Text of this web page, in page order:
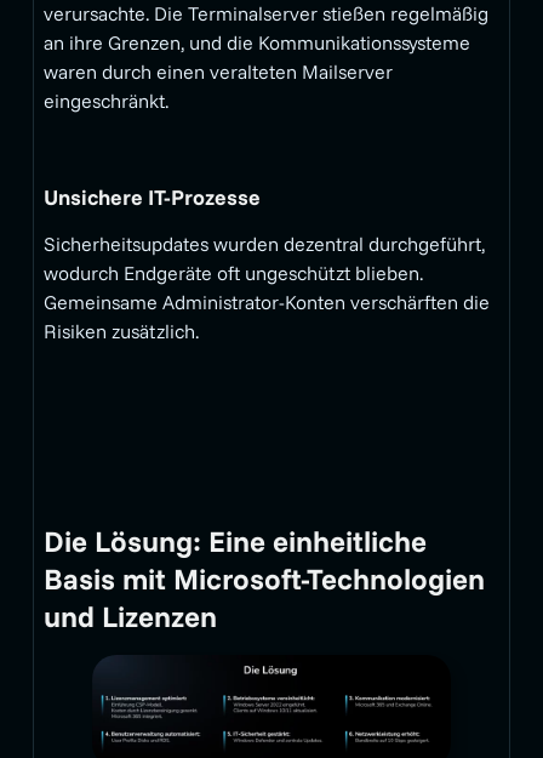
verursachte. Die Terminalserver stießen regelmäßig
an ihre Grenzen, und die Kommunikationssysteme
waren durch einen veralteten Mailserver
eingeschränkt.
Unsichere IT-Prozesse
Sicherheitsupdates wurden dezentral durchgeführt,
wodurch Endgeräte oft ungeschützt blieben.
Gemeinsame Administrator-Konten verschärften die
Risiken zusätzlich.
Die Lösung: Eine einheitliche
Basis mit Microsoft-Technologien
und Lizenzen